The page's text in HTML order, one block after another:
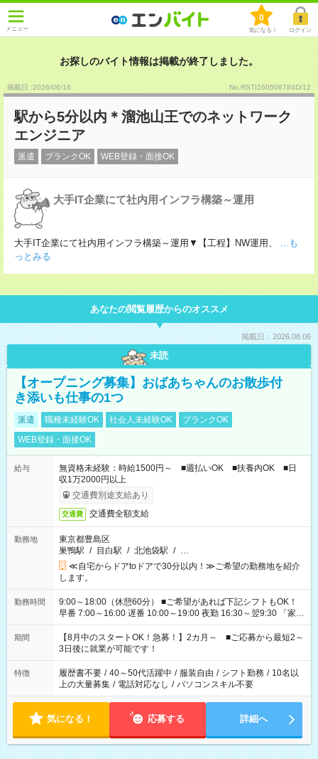
メニュー
0
気になる！ ログイン
お探しのバイト情報は掲載が終了しました。
掲載日 :2026/06/16 No.RSTI260508784D/12
駅から5分以内＊溜池山王でのネットワーク
エンジニア
派遣 ブランクOK WEB登録・面接OK
大手IT企業にて社内用インフラ構築～運用
大手IT企業にて社内用インフラ構築～運用▼【工程】NW運用、
...も
っとみる
あなたの閲覧履歴からのオススメ
掲載日：2026.08.06
未読
【オープニング募集】おばあちゃんのお散歩付
き添いも仕事の1つ
派遣 職種未経験OK 社会人未経験OK
ブランクOK
WEB登録・面接OK
給与
無資格未経験：時給1500円～ ■週払いOK ■扶養内OK ■日
収1万2000円以上
交通費別途支給あり
交通費 交通費全額支給
勤務地
東京都豊島区
巣鴨駅 / 目白駅 / 北池袋駅 / …
≪自宅からドアtoドアで30分以内！≫ご希望の勤務地を紹介
します。
勤務時間
9:00～18:00（休憩60分） ■ご希望があれば下記シフトもOK！
早番 7:00～16:00 遅番 10:00～19:00 夜勤 16:30～翌9:30 「家族
と休みを合わせたい」 「余裕を持って夕飯の準備がしたい」
「できれば残業はしたくない」 など、ご希望を教えてください
ね。 ※Wワーク希望の方へ 今ご覧のお仕事で希望する勤務時間
と、もう1つのお仕事の勤務時間。 合計で週40時間を超える場
合は応募できません。
期間
【8月中のスタートOK！急募！】2カ月～ ■ご応募から最短2～
3日後に就業が可能です！
特徴 履歴書不要 / 40～50代活躍中 / 服装自由 / シフト勤務 / 10名以
上の大量募集 / 電話対応なし / パソコンスキル不要
気になる！ 応募する 詳細へ